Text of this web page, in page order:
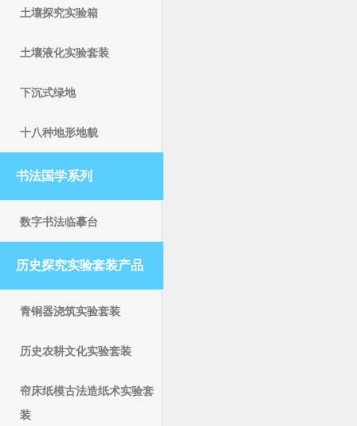
土壤探究实验箱
土壤液化实验套装
下沉式绿地
十八种地形地貌
书法国学系列
数字书法临摹台
历史探究实验套装产品
青铜器浇筑实验套装
历史农耕文化实验套装
帘床纸模古法造纸术实验套
装